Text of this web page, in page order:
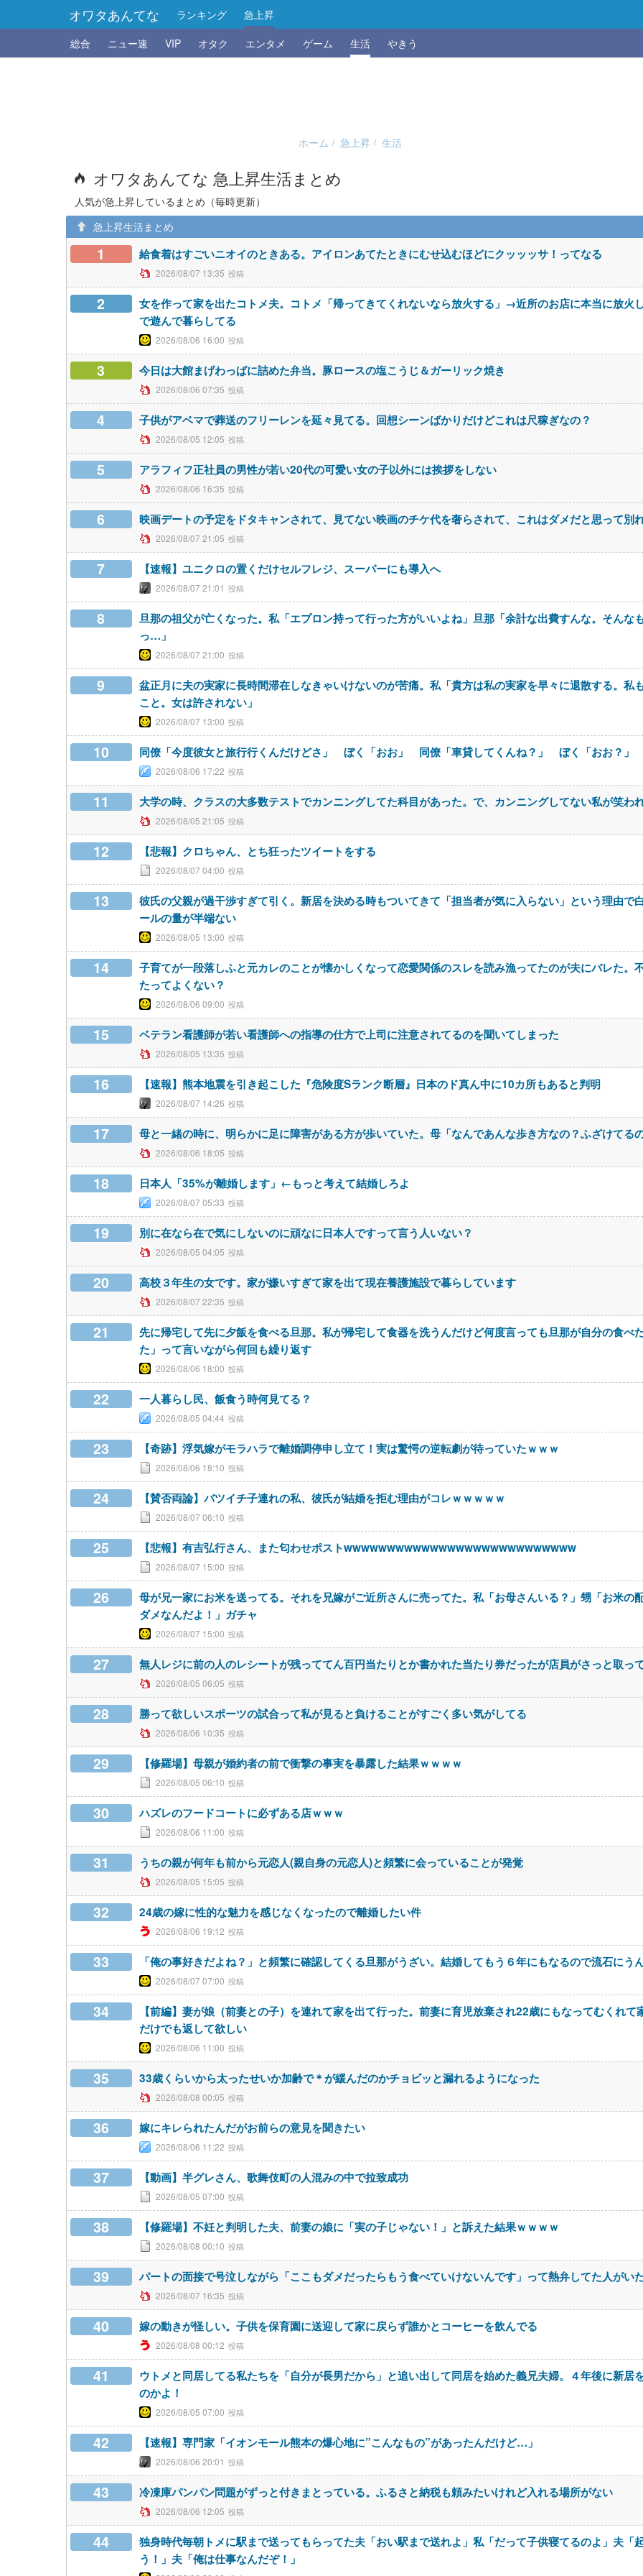
オワタあんてな ランキング
急上昇
総合
ニュー速 VIP オタク エンタメ ゲーム 生活 やきう
ホーム 急上昇 生活
オワタあんてな 急上昇生活まとめ
人気が急上昇しているまとめ（毎時更新）
急上昇生活まとめ
1 給食着はすごいニオイのときある。アイロンあてたときにむせ込むほどにクッッッサ！ってなる
2026/08/07 13:35
2
女を作って家を出たコトメ夫。コトメ「帰ってきてくれないなら放火する」→近所のお店に本当に放
で遊んで暮らしてる
2026/08/06 16:00
3 今日は大館まげわっぱに詰めた弁当。豚ロースの塩こうじ＆ガーリック焼き
2026/08/06 07:35
4 子供がアベマで葬送のフリーレンを延々見てる。回想シーンばかりだけどこれは尺稼ぎなの？
2026/08/05 12:05
5 アラフィフ正社員の男性が若い20代の可愛い女の子以外には挨拶をしない
2026/08/06 16:35
6 映画デートの予定をドタキャンされて、見てない映画のチケ代を奢らされて、これはダメだと思って別
2026/08/07 21:05
7 【速報】ユニクロの置くだけセルフレジ、スーパーにも導入へ
2026/08/07 21:01
8
旦那の祖父が亡くなった。私「エプロン持って行った方がいいよね」旦那「余計な出費すんな。そんな
っ…」
2026/08/07 21:00
9
盆正月に夫の実家に長時間滞在しなきゃいけないのが苦痛。私「貴方は私の実家を早々に退散する。私
こと。女は許されない」
2026/08/07 13:00
10 同僚「今度彼女と旅行行くんだけどさ」 ぼく「おお」 同僚「車貸してくんね？」 ぼく「おお？」
2026/08/06 17:22
11 大学の時、クラスの大多数テストでカンニングしてた科目があった。で、カンニングしてない私が笑わ
2026/08/05 21:05
12 【悲報】クロちゃん、とち狂ったツイートをする
2026/08/07 04:00
13
彼氏の父親が過干渉すぎて引く。新居を決める時もついてきて「担当者が気に入らない」という理由で
ールの量が半端ない
2026/08/05 13:00
14
子育てが一段落しふと元カレのことが懐かしくなって恋愛関係のスレを読み漁ってたのが夫にバレた。
たってよくない？
2026/08/06 09:00
15 ベテラン看護師が若い看護師への指導の仕方で上司に注意されてるのを聞いてしまった
2026/08/05 13:35
16 【速報】熊本地震を引き起こした『危険度Sランク断層』日本のド真ん中に10カ所もあると判明
2026/08/07 14:26
17 母と一緒の時に、明らかに足に障害がある方が歩いていた。母「なんであんな歩き方なの？ふざけてる
2026/08/06 18:05
18 日本人「35%が離婚します」←もっと考えて結婚しろよ
2026/08/07 05:33
19 別に在なら在で気にしないのに頑なに日本人ですって言う人いない？
2026/08/05 04:05
20 高校３年生の女です。家が嫌いすぎて家を出て現在養護施設で暮らしています
2026/08/07 22:35
21
先に帰宅して先に夕飯を食べる旦那。私が帰宅して食器を洗うんだけど何度言っても旦那が自分の食べ
た」って言いながら何回も繰り返す
2026/08/06 18:00
22 一人暮らし民、飯食う時何見てる？
2026/08/05 04:44
23 【奇跡】浮気嫁がモラハラで離婚調停申し立て！実は驚愕の逆転劇が待っていたｗｗｗ
2026/08/06 18:10
24 【賛否両論】バツイチ子連れの私、彼氏が結婚を拒む理由がコレｗｗｗｗｗ
2026/08/07 06:10
25 【悲報】有吉弘行さん、また匂わせポストwwwwwwwwwwwwwwwwwwwwwwwwwww
2026/08/07 15:00
26
母が兄一家にお米を送ってる。それを兄嫁がご近所さんに売ってた。私「お母さんいる？」甥「お米の
ダメなんだよ！」ガチャ
2026/08/07 15:00
27 無人レジに前の人のレシートが残っててん百円当たりとか書かれた当たり券だったが店員がさっと取っ
2026/08/05 06:05
28 勝って欲しいスポーツの試合って私が見ると負けることがすごく多い気がしてる
2026/08/06 10:35
29 【修羅場】母親が婚約者の前で衝撃の事実を暴露した結果ｗｗｗｗ
2026/08/05 06:10
30 ハズレのフードコートに必ずある店ｗｗｗ
2026/08/06 11:00
31 うちの親が何年も前から元恋人(親自身の元恋人)と頻繁に会っていることが発覚
2026/08/05 15:05
32 24歳の嫁に性的な魅力を感じなくなったので離婚したい件
2026/08/06 19:12
33 「俺の事好きだよね？」と頻繁に確認してくる旦那がうざい。結婚してもう６年にもなるので流石にう
2026/08/07 07:00
34
【前編】妻が娘（前妻との子）を連れて家を出て行った。前妻に育児放棄され22歳にもなってむくれ
だけでも返して欲しい
2026/08/06 11:00
35 33歳くらいから太ったせいか加齢で＊が緩んだのかチョビッと漏れるようになった
2026/08/08 00:05
36 嫁にキレられたんだがお前らの意見を聞きたい
2026/08/06 11:22
37 【動画】半グレさん、歌舞伎町の人混みの中で拉致成功
2026/08/05 07:00
38 【修羅場】不妊と判明した夫、前妻の娘に「実の子じゃない！」と訴えた結果ｗｗｗｗ
2026/08/08 00:10
39 パートの面接で号泣しながら「ここもダメだったらもう食べていけないんです」って熱弁してた人がい
2026/08/07 16:35
40 嫁の動きが怪しい。子供を保育園に送迎して家に戻らず誰かとコーヒーを飲んでる
2026/08/08 00:12
41
ウトメと同居してる私たちを「自分が長男だから」と追い出して同居を始めた義兄夫婦。４年後に新
のかよ！
2026/08/05 07:00
42 【速報】専門家「イオンモール熊本の爆心地に”こんなもの”があったんだけど…」
2026/08/06 20:01
43 冷凍庫パンパン問題がずっと付きまとっている。ふるさと納税も頼みたいけれど入れる場所がない
2026/08/06 12:05
44
独身時代毎朝トメに駅まで送ってもらってた夫「おい駅まで送れよ」私「だって子供寝てるのよ」夫「
う！」夫「俺は仕事なんだぞ！」